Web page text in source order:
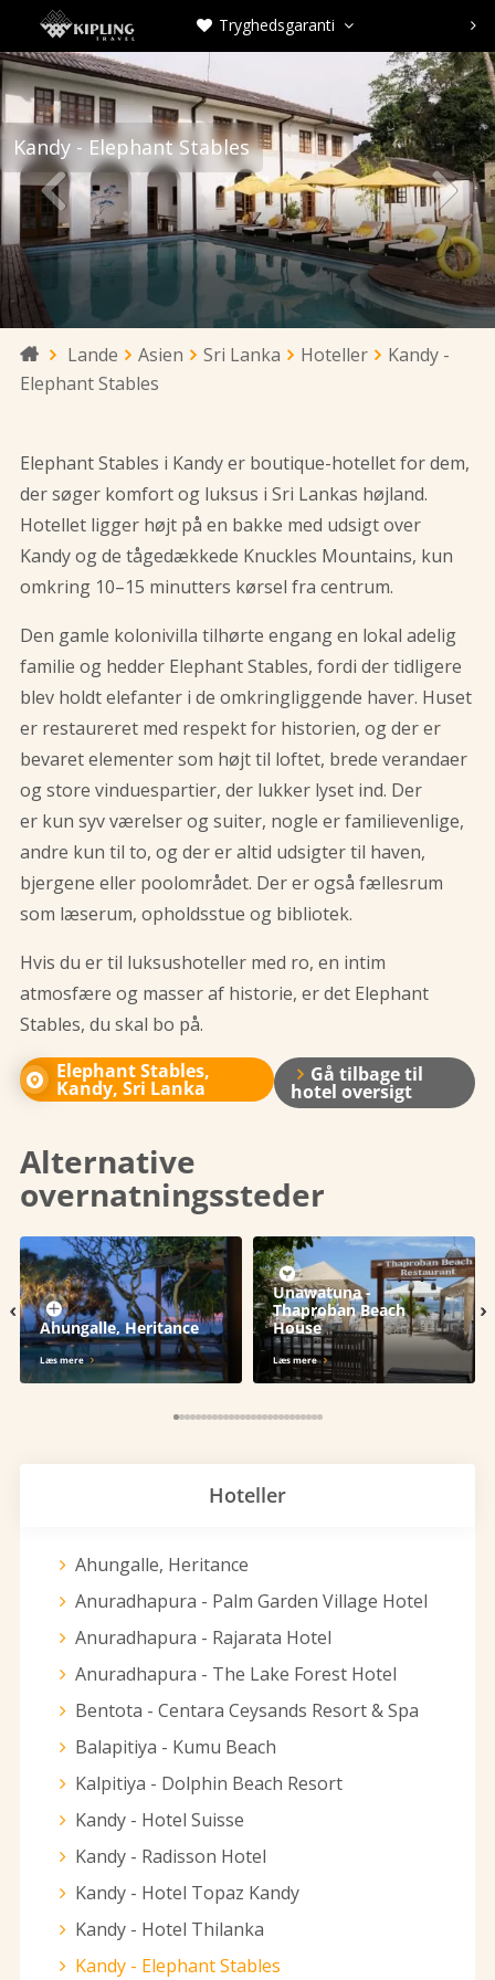
 Tryghedsgaranti  
Kandy - Elephant Stables
 
 Lande Asien Sri Lanka Hoteller
Kandy -
Elephant Stables
Elephant Stables i Kandy er boutique-hotellet for dem,
der søger komfort og luksus i Sri Lankas højland.
Hotellet ligger højt på en bakke med udsigt over
Kandy og de tågedækkede Knuckles Mountains, kun
omkring 10–15 minutters kørsel fra centrum.
Den gamle kolonivilla tilhørte engang en lokal adelig
familie og hedder Elephant Stables, fordi der tidligere
blev holdt elefanter i de omkringliggende haver. Huset
er restaureret med respekt for historien, og der er
bevaret elementer som højt til loftet, brede verandaer
og store vinduespartier, der lukker lyset ind. Der
er kun syv værelser og suiter, nogle er familievenlige,
andre kun til to, og der er altid udsigter til haven,
bjergene eller poolområdet. Der er også fællesrum
som læserum, opholdsstue og bibliotek.
Hvis du er til luksushoteller med ro, en intim
atmosfære og masser af historie, er det Elephant
Stables, du skal bo på.
Elephant Stables,
Kandy, Sri Lanka
Gå tilbage til
hotel oversigt
Alternative
overnatningssteder
Ahungalle, Heritance
Læs mere
Unawatuna -
Thaproban Beach
House
Læs mere
‹ ›
Hoteller
Ahungalle, Heritance
Anuradhapura - Palm Garden Village Hotel
Anuradhapura - Rajarata Hotel
Anuradhapura - The Lake Forest Hotel
Bentota - Centara Ceysands Resort & Spa
Balapitiya - Kumu Beach
Kalpitiya - Dolphin Beach Resort
Kandy - Hotel Suisse
Kandy - Radisson Hotel
Kandy - Hotel Topaz Kandy
Kandy - Hotel Thilanka
Kandy - Elephant Stables